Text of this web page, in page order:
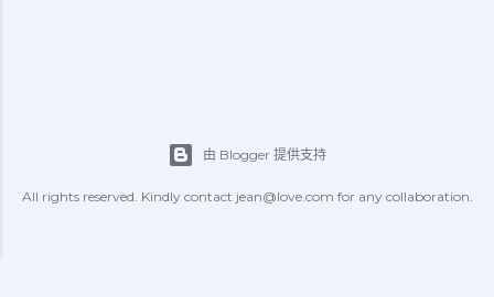
由 Blogger 提供支持
All rights reserved. Kindly contact jean@love.com for any collaboration.